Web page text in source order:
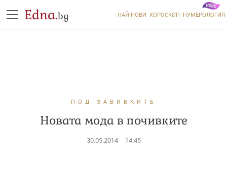
Edna.bg НАЙ-НОВИ ХОРОСКОП НУМЕРОЛОГИЯ
ПОД ЗАВИВКИТЕ
Новата мода в почивките
30.05.2014 14:45